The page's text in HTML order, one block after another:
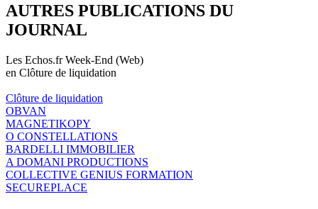
AUTRES PUBLICATIONS DU
JOURNAL
Les Echos.fr Week-End (Web)
en Clôture de liquidation
Clôture de liquidation
OBVAN
MAGNETIKOPY
O CONSTELLATIONS
BARDELLI IMMOBILIER
A DOMANI PRODUCTIONS
COLLECTIVE GENIUS FORMATION
SECUREPLACE